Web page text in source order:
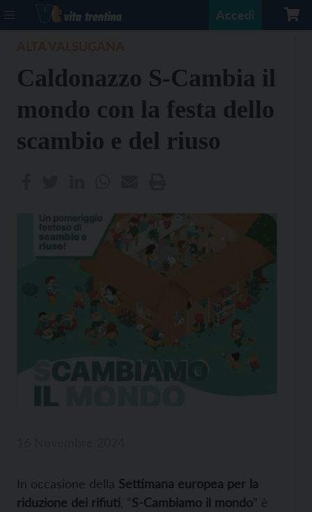
Accedi
Caldonazzo S-Cambia il
mondo con la festa dello
scambio e del riuso
In occasione della Settimana europea per la
riduzione dei rifiuti , “S-Cambiamo il mondo” è